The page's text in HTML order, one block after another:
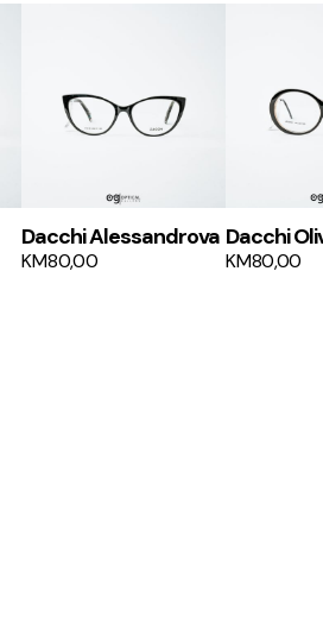
Dacchi Alessandrova
KM80,00
Dacchi
KM80,00